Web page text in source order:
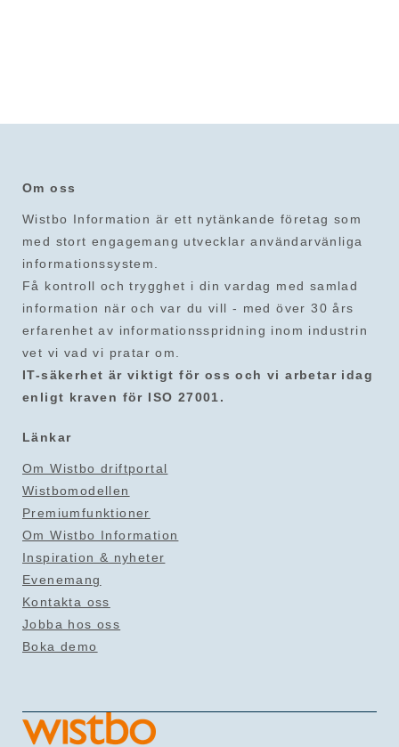
Om oss
Wistbo Information är ett nytänkande företag som
med stort engagemang utvecklar användarvänliga
informationssystem.
Få kontroll och trygghet i din vardag med samlad
information när och var du vill - med över 30 års
erfarenhet av informationsspridning inom industrin
vet vi vad vi pratar om.
IT-säkerhet är viktigt för oss och vi arbetar idag
enligt kraven för ISO 27001.
Länkar
Om Wistbo driftportal
Wistbomodellen
Premiumfunktioner
Om Wistbo Information
Inspiration & nyheter
Evenemang
Kontakta oss
Jobba hos oss
Boka demo